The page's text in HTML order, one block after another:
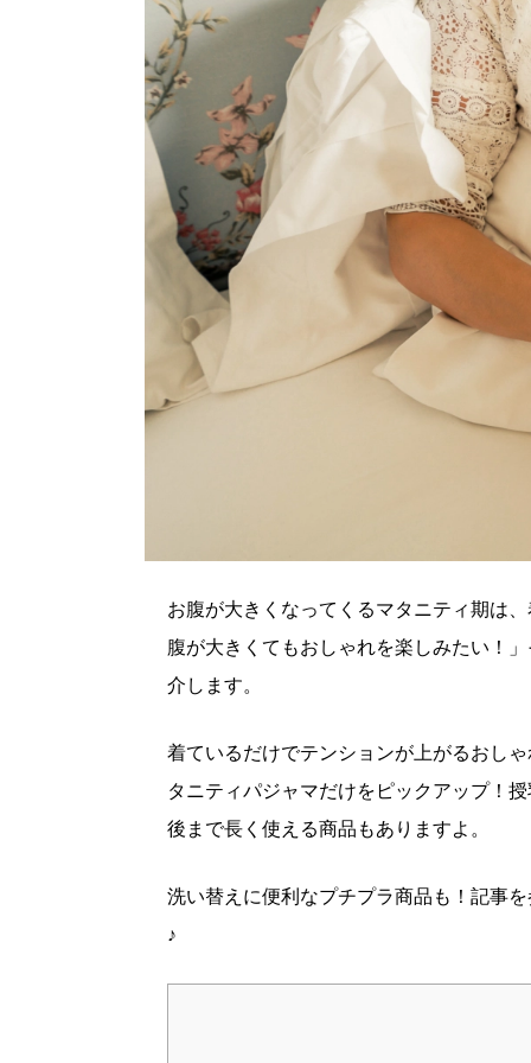
お腹が大きくなってくるマタニティ期は
腹が大きくてもおしゃれを楽しみたい！
介します。
着ているだけでテンションが上がるおし
タニティパジャマだけをピックアップ！
後まで長く使える商品もありますよ。
洗い替えに便利なプチプラ商品も！記事
♪